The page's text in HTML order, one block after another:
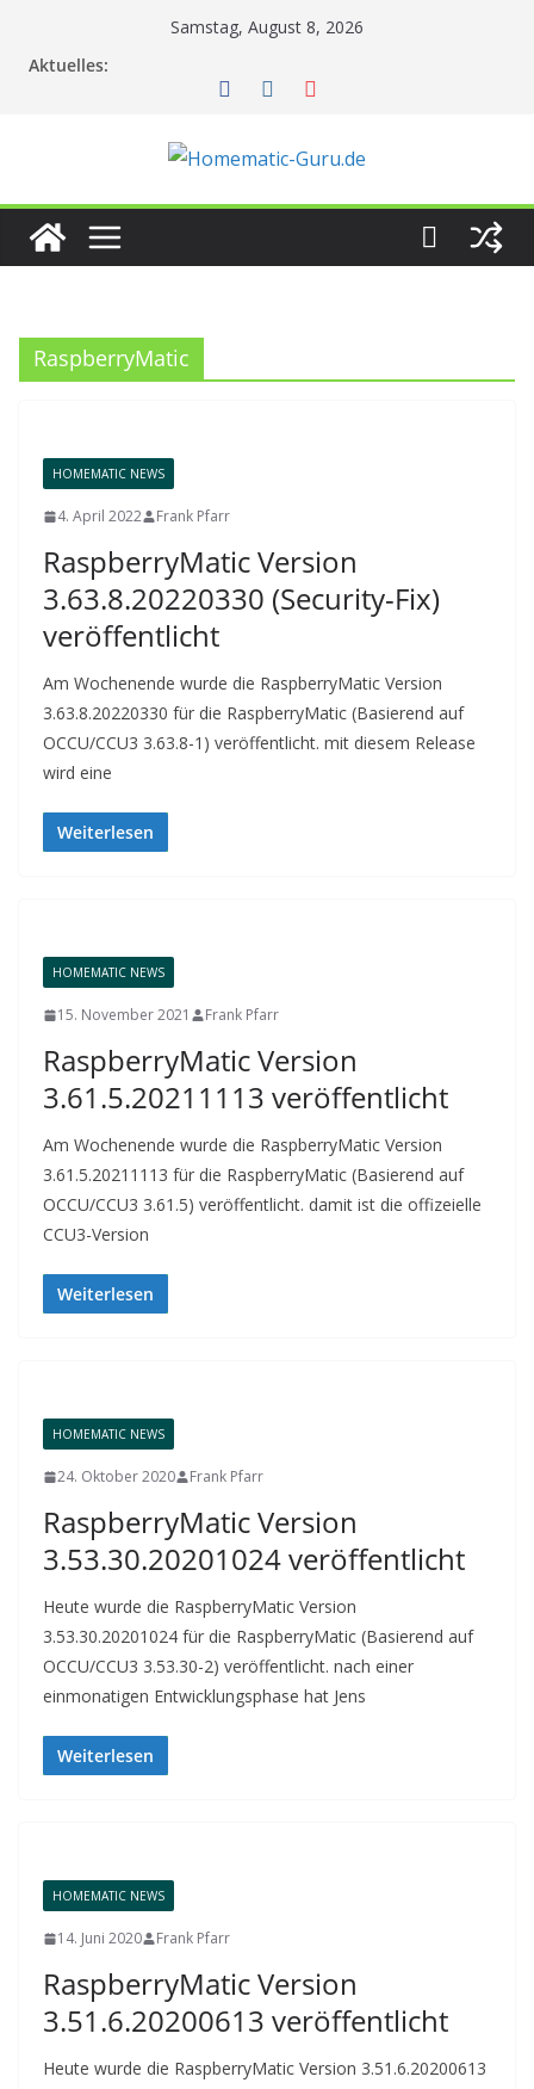
Samstag, August 8, 2026
Aktuelles:
RaspberryMatic
HOMEMATIC NEWS
4. April 2022 Frank Pfarr
RaspberryMatic Version
3.63.8.20220330 (Security-Fix)
veröffentlicht
Am Wochenende wurde die RaspberryMatic Version
3.63.8.20220330 für die RaspberryMatic (Basierend auf
OCCU/CCU3 3.63.8-1) veröffentlicht. mit diesem Release
wird eine
Weiterlesen
HOMEMATIC NEWS
15. November 2021 Frank Pfarr
RaspberryMatic Version
3.61.5.20211113 veröffentlicht
Am Wochenende wurde die RaspberryMatic Version
3.61.5.20211113 für die RaspberryMatic (Basierend auf
OCCU/CCU3 3.61.5) veröffentlicht. damit ist die offizeielle
CCU3-Version
Weiterlesen
HOMEMATIC NEWS
24. Oktober 2020 Frank Pfarr
RaspberryMatic Version
3.53.30.20201024 veröffentlicht
Heute wurde die RaspberryMatic Version
3.53.30.20201024 für die RaspberryMatic (Basierend auf
OCCU/CCU3 3.53.30-2) veröffentlicht. nach einer
einmonatigen Entwicklungsphase hat Jens
Weiterlesen
HOMEMATIC NEWS
14. Juni 2020 Frank Pfarr
RaspberryMatic Version
3.51.6.20200613 veröffentlicht
Heute wurde die RaspberryMatic Version 3.51.6.20200613